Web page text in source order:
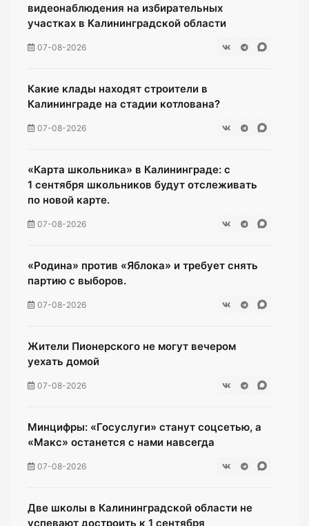
видеонаблюдения на избирательных
участках в Калининградской области
07-08-2026
Какие клады находят строители в
Калининграде на стадии котлована?
07-08-2026
«Карта школьника» в Калининграде: с
1 сентября школьников будут отслеживать
по новой карте.
07-08-2026
«Родина» против «Яблока» и требует снять
партию с выборов.
07-08-2026
Жители Пионерского не могут вечером
уехать домой
07-08-2026
Минцифры: «Госуслуги» станут соцсетью, а
«Макс» останется с нами навсегда
07-08-2026
Две школы в Калининградской области не
успевают достроить к 1 сентября